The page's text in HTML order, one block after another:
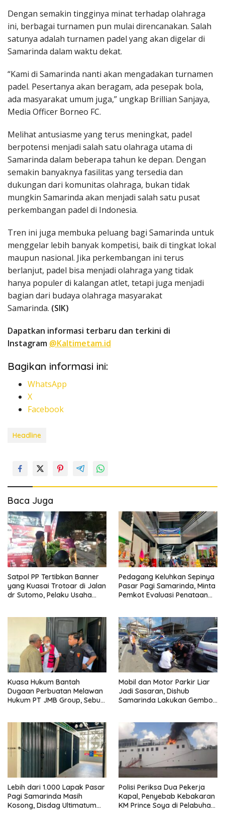
Dengan semakin tingginya minat terhadap olahraga
ini, berbagai turnamen pun mulai direncanakan. Salah
satunya adalah turnamen padel yang akan digelar di
Samarinda dalam waktu dekat.
“Kami di Samarinda nanti akan mengadakan turnamen
padel. Pesertanya akan beragam, ada pesepak bola,
ada masyarakat umum juga,” ungkap Brillian Sanjaya,
Media Officer Borneo FC.
Melihat antusiasme yang terus meningkat, padel
berpotensi menjadi salah satu olahraga utama di
Samarinda dalam beberapa tahun ke depan. Dengan
semakin banyaknya fasilitas yang tersedia dan
dukungan dari komunitas olahraga, bukan tidak
mungkin Samarinda akan menjadi salah satu pusat
perkembangan padel di Indonesia.
Tren ini juga membuka peluang bagi Samarinda untuk
menggelar lebih banyak kompetisi, baik di tingkat lokal
maupun nasional. Jika perkembangan ini terus
berlanjut, padel bisa menjadi olahraga yang tidak
hanya populer di kalangan atlet, tetapi juga menjadi
bagian dari budaya olahraga masyarakat
Samarinda. (SIK)
Dapatkan informasi terbaru dan terkini di
Instagram @Kaltimetam.id
Bagikan informasi ini:
WhatsApp
X
Facebook
Headline
Baca Juga
Satpol PP Tertibkan Banner
yang Kuasai Trotoar di Jalan
dr Sutomo, Pelaku Usaha
Pedagang Keluhkan Sepinya
Pasar Pagi Samarinda, Minta
Pemkot Evaluasi Penataan
Kuasa Hukum Bantah
Dugaan Perbuatan Melawan
Hukum PT JMB Group, Sebut
Mobil dan Motor Parkir Liar
Jadi Sasaran, Dishub
Samarinda Lakukan Gembok
Lebih dari 1.000 Lapak Pasar
Pagi Samarinda Masih
Kosong, Disdag Ultimatum
Polisi Periksa Dua Pekerja
Kapal, Penyebab Kebakaran
KM Prince Soya di Pelabuhan